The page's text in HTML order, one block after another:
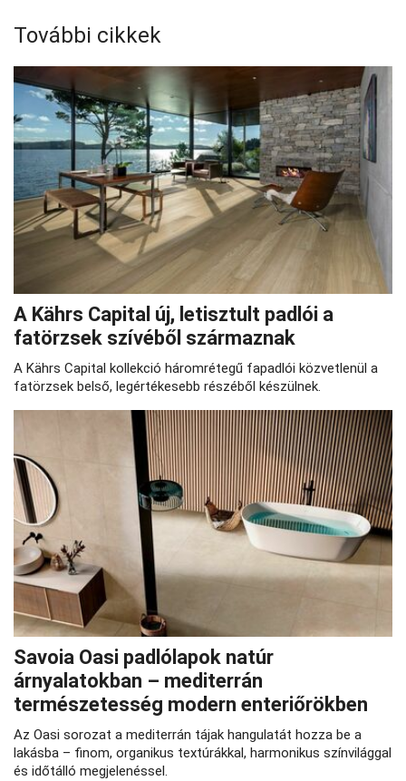
További cikkek
A Kährs Capital új, letisztult padlói a
fatörzsek szívéből származnak
A Kährs Capital kollekció háromrétegű fapadlói közvetlenül a
fatörzsek belső, legértékesebb részéből készülnek.
Savoia Oasi padlólapok natúr
árnyalatokban – mediterrán
természetesség modern enteriőrökben
Az Oasi sorozat a mediterrán tájak hangulatát hozza be a
lakásba – finom, organikus textúrákkal, harmonikus színvilággal
és időtálló megjelenéssel.